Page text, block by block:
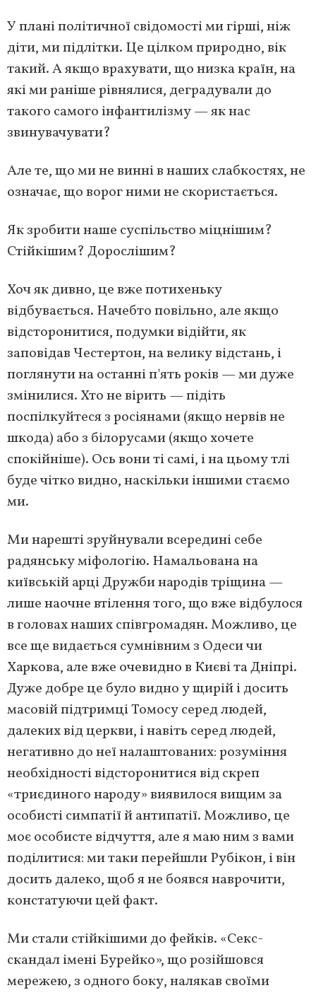
У плані політичної свідомості ми гірші, ніж
діти, ми підлітки. Це цілком природно, вік
такий. А якщо врахувати, що низка країн, на
які ми раніше рівнялися, деградували до
такого самого інфантилізму — як нас
звинувачувати?
Але те, що ми не винні в наших слабкостях, не
означає, що ворог ними не скористається.
Як зробити наше суспільство міцнішим?
Стійкішим? Дорослішим?
Хоч як дивно, це вже потихеньку
відбувається. Начебто повільно, але якщо
відсторонитися, подумки відійти, як
заповідав Честертон, на велику відстань, і
поглянути на останні п'ять років — ми дуже
змінилися. Хто не вірить — підіть
поспілкуйтеся з росіянами (якщо нервів не
шкода) або з білорусами (якщо хочете
спокійніше). Ось вони ті самі, і на цьому тлі
буде чітко видно, наскільки іншими стаємо
ми.
Ми нарешті зруйнували всередині себе
радянську міфологію. Намальована на
київській арці Дружби народів тріщина —
лише наочне втілення того, що вже відбулося
в головах наших співгромадян. Можливо, це
все ще видається сумнівним з Одеси чи
Харкова, але вже очевидно в Києві та Дніпрі.
Дуже добре це було видно у щирій і досить
масовій підтримці Томосу серед людей,
далеких від церкви, і навіть серед людей,
негативно до неї налаштованих: розуміння
необхідності відсторонитися від скреп
«триєдиного народу» виявилося вищим за
особисті симпатії й антипатії. Можливо, це
моє особисте відчуття, але я маю ним з вами
поділитися: ми таки перейшли Рубікон, і він
досить далеко, щоб я не боявся наврочити,
констатуючи цей факт.
Ми стали стійкішими до фейків. «Секс-
скандал імені Бурейко», що розійшовся
мережею, з одного боку, налякав своїми